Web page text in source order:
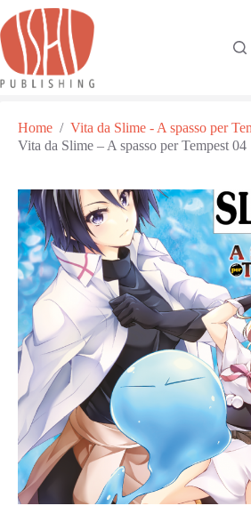
Home / Vita da Slime - A spasso per
Vita da Slime – A spasso per Tempest 04